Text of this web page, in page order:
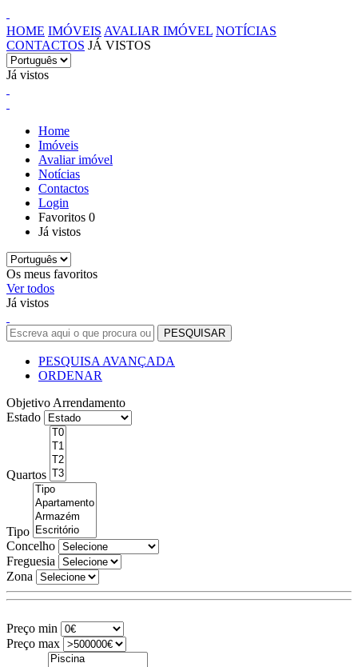
HOME IMÓVEIS AVALIAR IMÓVEL NOTÍCIAS
CONTACTOS JÁ VISTOS
Já vistos
Home
Imóveis
Avaliar imóvel
Notícias
Contactos
Login
Favoritos 0
Já vistos
Os meus favoritos
Ver todos
Já vistos
PESQUISA AVANÇADA
ORDENAR
Objetivo Arrendamento
Estado
Quartos
Tipo
Concelho
Freguesia
Zona
Preço min
Preço max